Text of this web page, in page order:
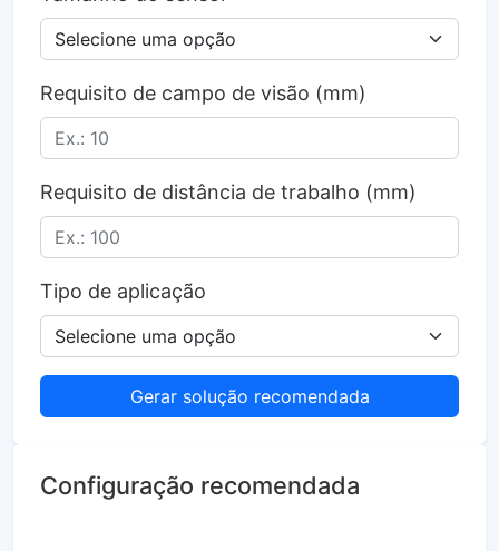
Requisito de campo de visão (mm)
Requisito de distância de trabalho (mm)
Tipo de aplicação
Gerar solução recomendada
Configuração recomendada